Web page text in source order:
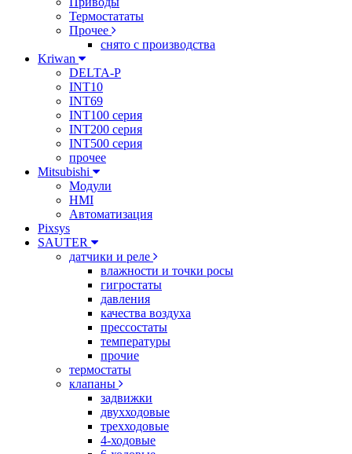
Термостататы
Прочее
снято с производства
Kriwan
DELTA-P
INT10
INT69
INT100 серия
INT200 серия
INT500 серия
прочее
Mitsubishi
Модули
HMI
Автоматизация
Pixsys
SAUTER
датчики и реле
влажности и точки росы
гигростаты
давления
качества воздуха
прессостаты
температуры
прочие
термостаты
клапаны
задвижки
двухходовые
трехходовые
4-ходовые